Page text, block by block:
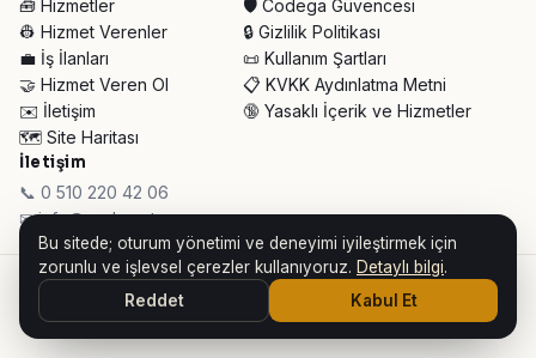
🧰 Hizmetler
👷 Hizmet Verenler
💼 İş İlanları
🤝 Hizmet Veren Ol
✉️ İletişim
🗺️ Site Haritası
🛡️ Codega Güvencesi
🔒 Gizlilik Politikası
📜 Kullanım Şartları
📋 KVKK Aydınlatma Metni
🔞 Yasaklı İçerik ve Hizmetler
İletişim
📞 0 510 220 42 06
✉ info@codega.tr
© 2026 Codega Hizmet Pazaryeri ·
AKSOY GROUP iştirakidir
👥 Toplam Ziyaretçi: 34.966 · Bugün:441
Bu sitede; oturum yönetimi ve deneyimi iyileştirmek için
zorunlu ve işlevsel çerezler kullanıyoruz. Detaylı bilgi.
Reddet
Kabul Et